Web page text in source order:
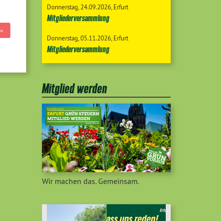
Donnerstag 24.09.2026 Erfurt
Mitgliederversammlung
Donnerstag 05.11.2026 Erfurt
Mitgliederversammlung
Mitglied werden
Wir machen das. Gemeinsam.